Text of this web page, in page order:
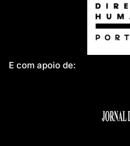
E com apoio de: